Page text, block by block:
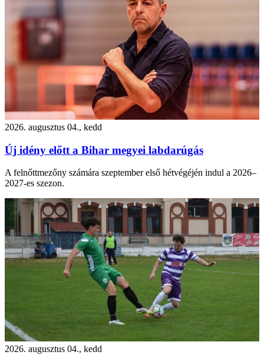
2026. augusztus 04., kedd
Új idény előtt a Bihar megyei labdarúgás
A felnőttmezőny számára szeptember első hétvégéjén indul a 2026–
2027-es szezon.
2026. augusztus 04., kedd